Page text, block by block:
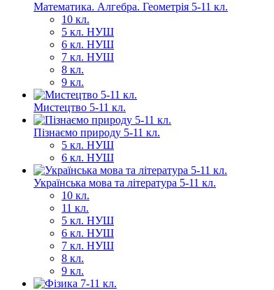
Математика. Алгебра. Геометрія 5-11 кл.
10 кл.
5 кл. НУШ
6 кл. НУШ
7 кл. НУШ
8 кл.
9 кл.
Мистецтво 5-11 кл.
Пізнаємо природу 5-11 кл.
5 кл. НУШ
6 кл. НУШ
Українська мова та література 5-11 кл.
10 кл.
11 кл.
5 кл. НУШ
6 кл. НУШ
7 кл. НУШ
8 кл.
9 кл.